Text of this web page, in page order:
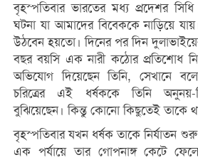
বৃহস্পতিবার ভারতের মধ্য প্রদেশর
ঘটনা যা আমাদের বিবেককে নাড়িয়ে
উঠবেন হয়তো। দিনের পর দিন
বছর বয়সি এক নারী কঠোর প্রতিশোধ
অভিযোগ দিয়েছেন তিনি, সেখানে
চরিত্রের এই ধর্ষককে তিনি অনুনয়-
বুঝিয়েছেন। কিন্তু কোনো কিছুতেই তাকে
বৃহস্পতিবার যখন ধর্ষক তাকে নির্যাতন
এক পর্যায়ে তার গোপনাঙ্গ কেটে